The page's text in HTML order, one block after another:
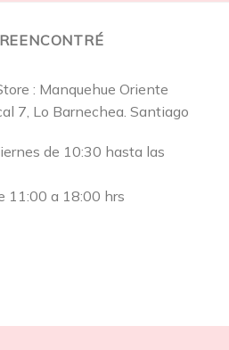
: Manquehue Oriente
7, Lo Barnechea. Santiago
de 10:30 hasta las
11:00 a 18:00 hrs